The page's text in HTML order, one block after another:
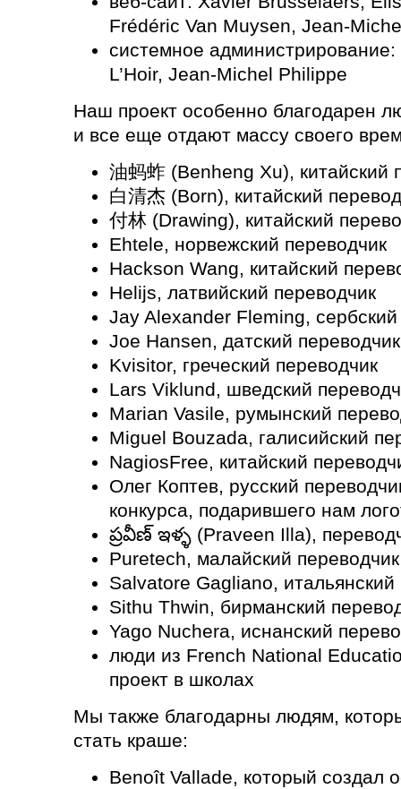
Frédéric Van Muysen, Jean-
системное
L’Hoir, Jean-Michel Philippe
Наш проект особенно благодарен
и все еще отдают массу своего
油蚂蚱 (Benheng Xu), китайский
白清杰 (Born), китайский
付林 (Drawing), китайский
Ehtele, норвежский переводчик
Hackson Wang, китайский
Helijs, латвийский переводчик
Jay Alexander Fleming, сербский
Joe Hansen, датский переводчик
Kvisitor, греческий переводчик
Lars Viklund, шведский
Marian Vasile, румынский
Miguel Bouzada, галисийский
NagiosFree, китайский
Олег Коптев, русский
конкурса, подарившего нам
ప్రవీణ్ ఇళ్ళ (Praveen Illa),
Puretech, малайский переводчик
Salvatore Gagliano, итальянский
Sithu Thwin, бирманский
Yago Nuchera, иснанский
люди из French National
проект в школах
Мы также благодарны людям,
стать краше:
Benoît Vallade, который создал